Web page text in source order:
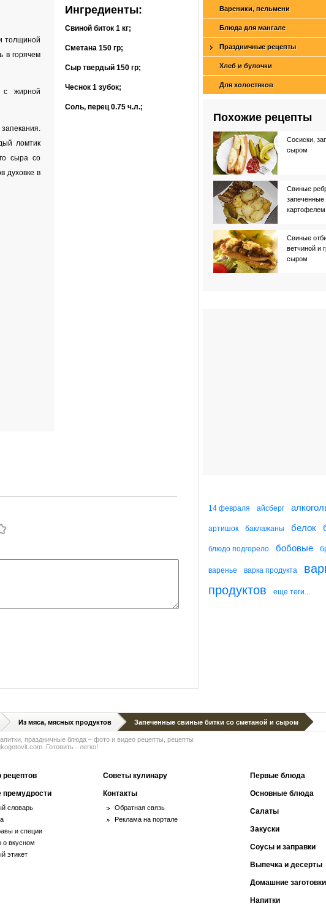
толщиной
в горячем
с жирной
ломтик
сыра со
духовке в
Ингредиенты:
Свиной биток 1 кг;
Сметана 150 гр;
Сыр твердый 150 гр;
Чеснок 1 зубок;
Соль, перец 0.75 ч.л.;
Вареники, пельмени
Блюда для мангале
Праздничные рецепты
Хлеб и булочки
Для холостяков
Похожие рецепты
Сосиски,
сыром
Свиные
запеченные
картофелем
Свиные
ветчиной и
сыром
Свиные
грибным
14 февраля айсберг
артишок баклажаны белок
блюдо подгорело бобовые
варенье варка продукта
продуктов
еще теги...
Из мяса, мясных продуктов Запеченные свиные битки со сметаной и сыром
праздничные блюда – фото и видео рецепты, рецепты
Готовить - легко!
рецептов
премудрости
словарь
и специи
о вкусном
этикет
Советы кулинару
Контакты
Обратная связь
Реклама на портале
Первые блюда
Основные блюда
Салаты
Закуски
Соусы и заправки
Выпечка и десерты
Домашние заготовки
Напитки